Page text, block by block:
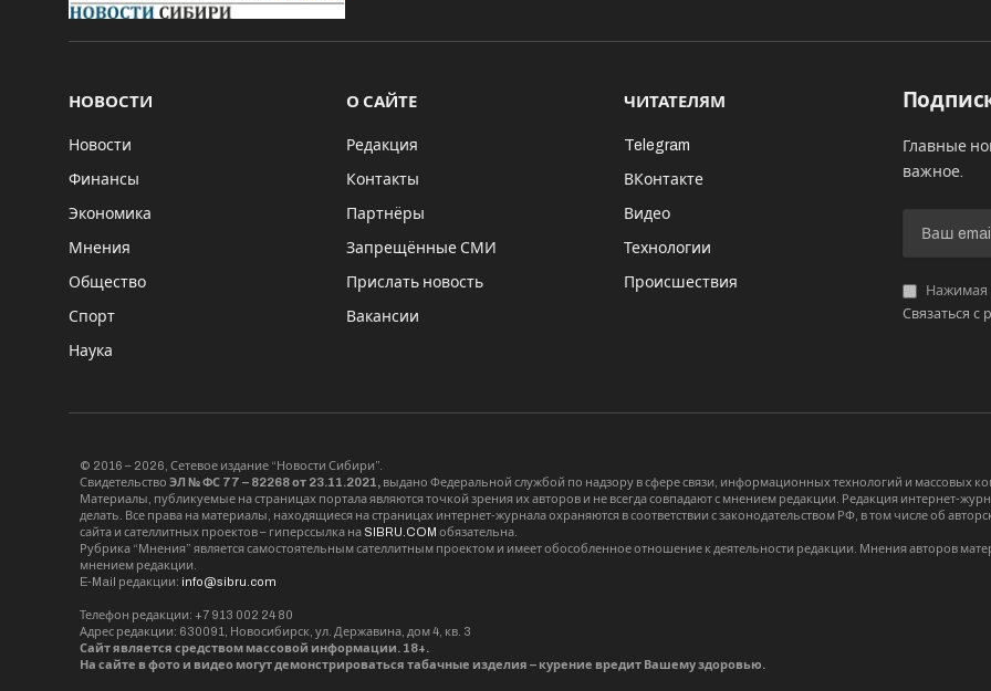
НОВОСТИ
Новости
Финансы
Экономика
Мнения
Общество
Спорт
Наука
О САЙТЕ
Редакция
Контакты
Партнёры
Запрещённые СМИ
Прислать новость
Вакансии
ЧИТАТЕЛЯМ
Telegram
ВКонтакте
Видео
Технологии
Происшествия
Главные
важное.
Нажимая
Связаться с
© 2016 – 2026, Сетевое издание “Новости Сибири”.
Свидетельство ЭЛ № ФС 77 – 82268 от 23.11.2021, выдано Федеральной службой по надзору в сфере связи, информационных технологий и массовых
Материалы, публикуемые на страницах портала являются точкой зрения их авторов и не всегда совпадают с мнением редакции. Редакция интернет-
делать. Все права на материалы, находящиеся на страницах интернет-журнала охраняются в соответствии с законодательством РФ, в том числе об
сайта и сателлитных проектов – гиперссылка на SIBRU.COM обязательна.
Рубрика “Мнения” является самостоятельным сателлитным проектом и имеет обособленное отношение к деятельности редакции. Мнения авторов
мнением редакции.
E-Mail редакции: info@sibru.com
Телефон редакции: +7 913 002 24 80
Адрес редакции: 630091, Новосибирск, ул. Державина, дом 4, кв. 3
Сайт является средством массовой информации. 18+.
На сайте в фото и видео могут демонстрироваться табачные изделия – курение вредит Вашему здоровью.